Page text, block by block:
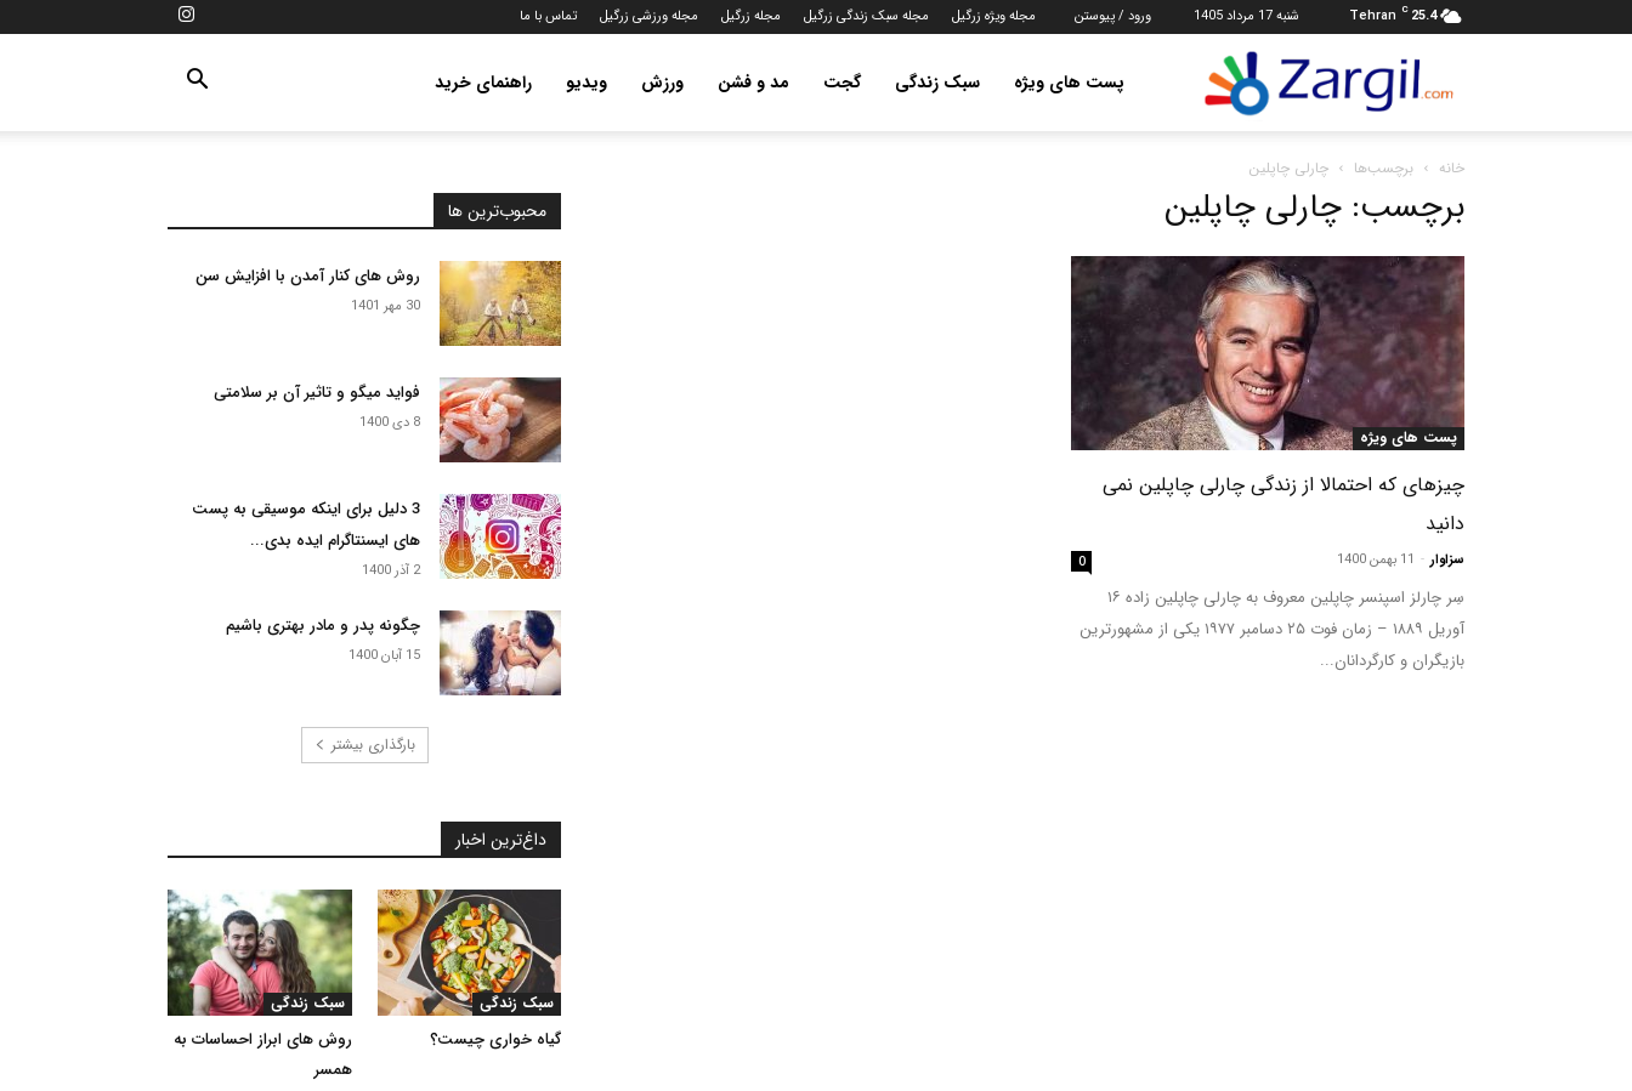
25.4
C
Tehran شنبه 17 مرداد 1405 ورود / پیوستن مجله ویژه زرگیل مجله سبک زندگی زرگیل مجله زرگیل مجله ورزشی زرگیل تماس با ما
زرگیل
پست های ویژه سبک زندگی گجت مد و فشن ورزش ویدیو راهنمای خرید
خانه برچسب‌ها چارلی چاپلین
برچسب: چارلی چاپلین
پست های ویژه
چیزهای که احتمالا از زندگی چارلی چاپلین نمی
دانید
سزاوار - 11 بهمن 1400 0
سِر چارلز اسپنسر چاپلین معروف به چارلی چاپلین زاده ۱۶
آوریل ۱۸۸۹ – زمان فوت ۲۵ دسامبر ۱۹۷۷ یکی از مشهورترین
بازیگران و کارگردانان...
محبوب‌ترین ها
روش های کنار آمدن با افزایش سن
30 مهر 1401
فواید میگو و تاثیر آن بر سلامتی
8 دی 1400
3 دلیل برای اینکه موسیقی به پست
های ایسنتاگرام ایده بدی...
2 آذر 1400
چگونه پدر و مادر بهتری باشیم
15 آبان 1400
بارگذاری بیشتر
داغ‌ترین اخبار
سبک زندگی
روش های ابراز احساسات به
همسر
سبک زندگی
گیاه خواری چیست؟